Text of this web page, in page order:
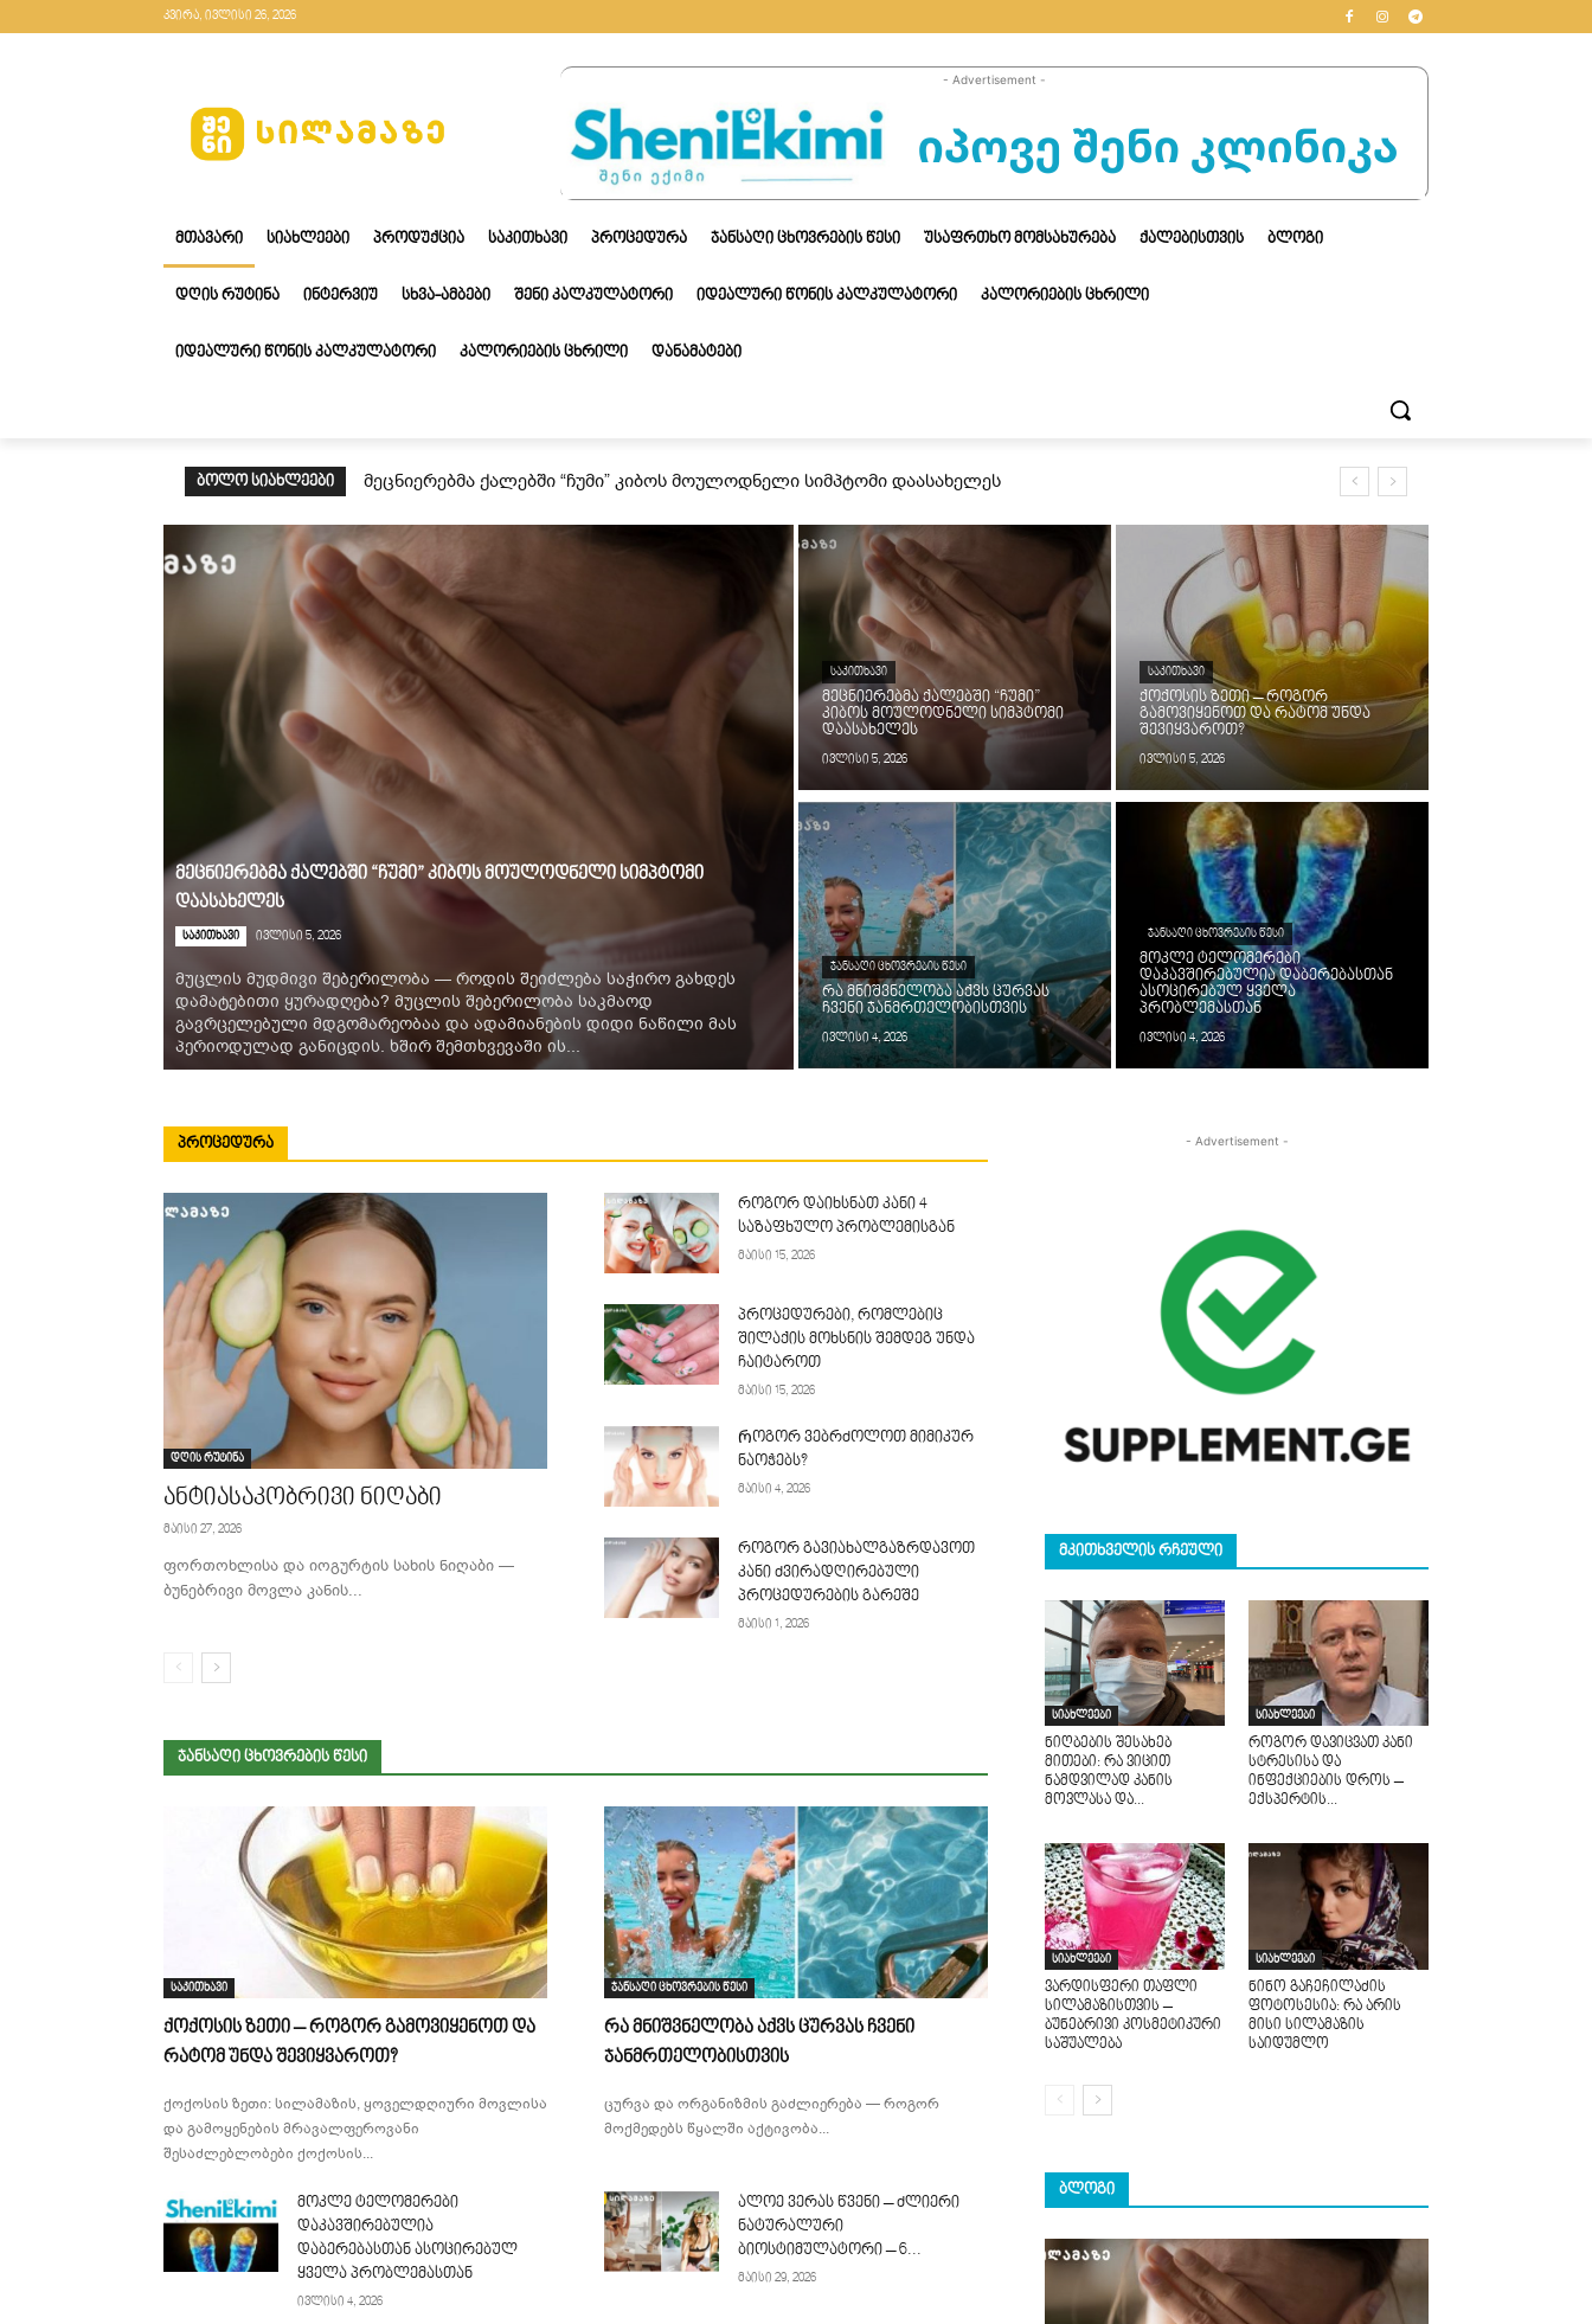
კვირა, ივლისი 26, 2026
- Advertisement -
ᲛᲗᲐᲕᲐᲠᲘ ᲡᲘᲐᲮᲚᲔᲔᲑᲘ ᲞᲠᲝᲓᲣᲥᲪᲘᲐ ᲡᲐᲙᲘᲗᲮᲐᲕᲘ ᲞᲠᲝᲪᲔᲓᲣᲠᲐ ᲯᲐᲜᲡᲐᲦᲘ ᲪᲮᲝᲕᲠᲔᲑᲘᲡ ᲬᲔᲡᲘ ᲣᲡᲐᲤᲠᲗᲮᲝ ᲛᲝᲛᲡᲐᲮᲣᲠᲔᲑᲐ ᲥᲐᲚᲔᲑᲘᲡᲗᲕᲘᲡ ᲑᲚᲝᲒᲘ
ᲓᲦᲘᲡ ᲠᲣᲢᲘᲜᲐ ᲘᲜᲢᲔᲠᲕᲘᲣ ᲡᲮᲕᲐ-ᲐᲛᲑᲔᲑᲘ ᲨᲔᲜᲘ ᲙᲐᲚᲙᲣᲚᲐᲢᲝᲠᲘ ᲘᲓᲔᲐᲚᲣᲠᲘ ᲬᲝᲜᲘᲡ ᲙᲐᲚᲙᲣᲚᲐᲢᲝᲠᲘ ᲙᲐᲚᲝᲠᲘᲔᲑᲘᲡ ᲪᲮᲠᲘᲚᲘ
ᲘᲓᲔᲐᲚᲣᲠᲘ ᲬᲝᲜᲘᲡ ᲙᲐᲚᲙᲣᲚᲐᲢᲝᲠᲘ ᲙᲐᲚᲝᲠᲘᲔᲑᲘᲡ ᲪᲮᲠᲘᲚᲘ ᲓᲐᲜᲐᲛᲐᲢᲔᲑᲘ
ᲑᲝᲚᲝ ᲡᲘᲐᲮᲚᲔᲔᲑᲘ მეცნიერებმა ქალებში “ჩუმი” კიბოს მოულოდნელი სიმპტომი დაასახელეს
მეცნიერებმა ქალებში “ჩუმი” კიბოს მოულოდნელი სიმპტომი
დაასახელეს
საკითხავი ივლისი 5, 2026
მუცლის მუდმივი შებერილობა — როდის შეიძლება საჭირო გახდეს
დამატებითი ყურადღება? მუცლის შებერილობა საკმაოდ
გავრცელებული მდგომარეობაა და ადამიანების დიდი ნაწილი მას
პერიოდულად განიცდის. ხშირ შემთხვევაში ის...
ᲡᲐᲙᲘᲗᲮᲐᲕᲘ
მეცნიერებმა ქალებში “ჩუმი”
კიბოს მოულოდნელი სიმპტომი
დაასახელეს
ივლისი 5, 2026
ᲡᲐᲙᲘᲗᲮᲐᲕᲘ
ქოქოსის ზეთი – როგორ
გამოვიყენოთ და რატომ უნდა
შევიყვაროთ?
ივლისი 5, 2026
ᲯᲐᲜᲡᲐᲦᲘ ᲪᲮᲝᲕᲠᲔᲑᲘᲡ ᲬᲔᲡᲘ
რა მნიშვნელობა აქვს ცურვას
ჩვენი ჯანმრთელობისთვის
ივლისი 4, 2026
ᲯᲐᲜᲡᲐᲦᲘ ᲪᲮᲝᲕᲠᲔᲑᲘᲡ ᲬᲔᲡᲘ
მოკლე ტელომერები
დაკავშირებულია დაბერებასთან
ასოცირებულ ყველა
პრობლემასთან
ივლისი 4, 2026
ᲞᲠᲝᲪᲔᲓᲣᲠᲐ
დღის რუტინა
ანტიასაკობრივი ნიღაბი
მაისი 27, 2026
ფორთოხლისა და იოგურტის სახის ნიღაბი —
ბუნებრივი მოვლა კანის...
როგორ დაიხსნათ კანი 4
საზაფხულო პრობლემისგან
მაისი 15, 2026
პროცედურები, რომლებიც
შილაქის მოხსნის შემდეგ უნდა
ჩაიტაროთ
მაისი 15, 2026
Როგორ ვებრძოლოთ მიმიკურ
ნაოჭებს?
მაისი 4, 2026
როგორ გავიახალგაზრდავოთ
კანი ძვირადღირებული
პროცედურების გარეშე
მაისი 1, 2026
ᲯᲐᲜᲡᲐᲦᲘ ᲪᲮᲝᲕᲠᲔᲑᲘᲡ ᲬᲔᲡᲘ
საკითხავი
ქოქოსის ზეთი – როგორ გამოვიყენოთ და
რატომ უნდა შევიყვაროთ?
ქოქოსის ზეთი: სილამაზის, ყოველდღიური მოვლისა
და გამოყენების მრავალფეროვანი
შესაძლებლობები ქოქოსის...
ჯანსაღი ცხოვრების წესი
რა მნიშვნელობა აქვს ცურვას ჩვენი
ჯანმრთელობისთვის
ცურვა და ორგანიზმის გაძლიერება — როგორ
მოქმედებს წყალში აქტივობა...
მოკლე ტელომერები
დაკავშირებულია
დაბერებასთან ასოცირებულ
ყველა პრობლემასთან
ივლისი 4, 2026
ალოე ვერას წვენი – ძლიერი
ნატურალური
ბიოსტიმულატორი – 6...
მაისი 29, 2026
- Advertisement -
ᲛᲙᲘᲗᲮᲕᲔᲚᲘᲡ ᲠᲩᲔᲣᲚᲘ
სიახლეები
ნიღბების შესახებ
მითები: რა ვიცით
ნამდვილად კანის
მოვლასა და...
სიახლეები
როგორ დავიცვათ კანი
სტრესისა და
ინფექციების დროს –
ექსპერტის...
სიახლეები
ვარდისფერი თაფლი
სილამაზისთვის –
ბუნებრივი კოსმეტიკური
საშუალება
სიახლეები
ნინო გაჩეჩილაძის
ფოტოსესია: რა არის
მისი სილამაზის
საიდუმლო
ᲑᲚᲝᲒᲘ